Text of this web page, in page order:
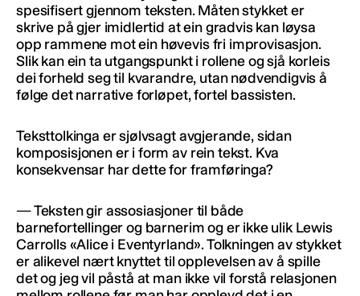
spesifisert gjennom teksten. Måten stykket er
skrive på gjer imidlertid at ein gradvis kan løysa
opp rammene mot ein høvevis fri improvisasjon.
Slik kan ein ta utgangspunkt i rollene og sjå korleis
dei forheld seg til kvarandre, utan nødvendigvis å
følge det narrative forløpet, fortel bassisten.
Teksttolkinga er sjølvsagt avgjerande, sidan
komposisjonen er i form av rein tekst. Kva
konsekvensar har dette for framføringa?
— Teksten gir assosiasjoner til både
barnefortellinger og barnerim og er ikke ulik Lewis
Carrolls «Alice i Eventyrland». Tolkningen av stykket
er alikevel nært knyttet til opplevelsen av å spille
det og jeg vil påstå at man ikke vil forstå relasjonen